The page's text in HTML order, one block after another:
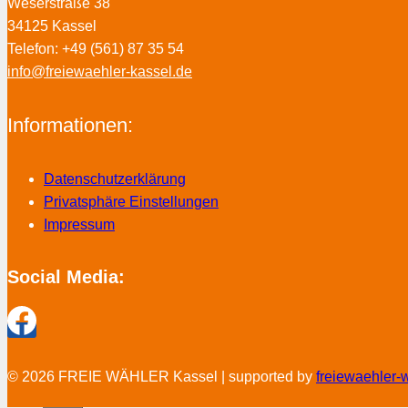
Weserstraße 38
34125 Kassel
Telefon: +49 (561) 87 35 54
info@freiewaehler-kassel.de
Informationen:
Datenschutzerklärung
Privatsphäre Einstellungen
Impressum
Social Media:
© 2026 FREIE WÄHLER Kassel | supported by freiewaehler-